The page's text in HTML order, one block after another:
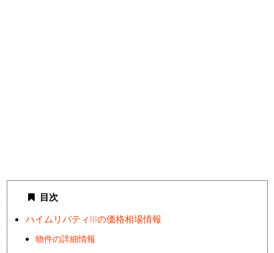
目次
ハイムリバティIIIの価格相場情報
物件の詳細情報